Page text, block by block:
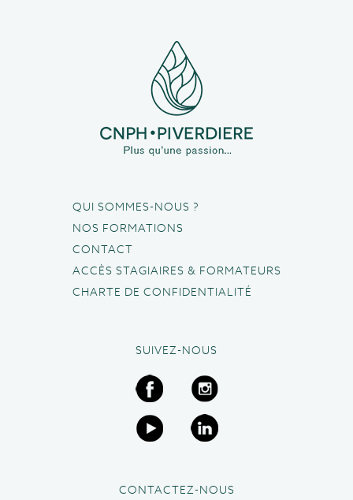
QUI SOMMES-NOUS ?
NOS FORMATIONS
CONTACT
ACCÈS STAGIAIRES & FORMATEURS
CHARTE DE CONFIDENTIALITÉ
SUIVEZ-NOUS
CONTACTEZ-NOUS